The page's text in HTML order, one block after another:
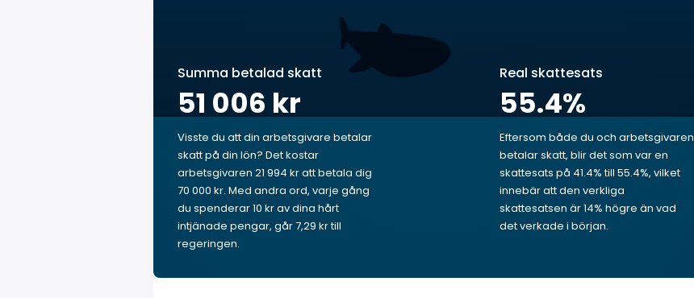
Summa betalad skatt
51 006 kr
Visste du att din arbetsgivare betalar
skatt på din lön? Det kostar
arbetsgivaren 21 994 kr att betala dig
70 000 kr. Med andra ord, varje gång
du spenderar 10 kr av dina hårt
intjänade pengar, går 7,29 kr till
regeringen.
Real skattesats
55.4%
Eftersom både du och arbetsgivaren
betalar skatt, blir det som var en
skattesats på 41.4% till 55.4%, vilket
innebär att den verkliga
skattesatsen är 14% högre än vad
det verkade i början.